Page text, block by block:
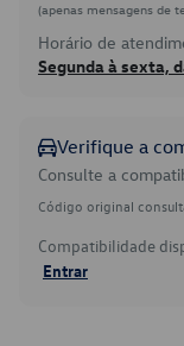
(apenas mensagens de
Horário de
Segunda à sexta,
Verifique a
Consulte a
Código original
Compatibilidade
Entrar